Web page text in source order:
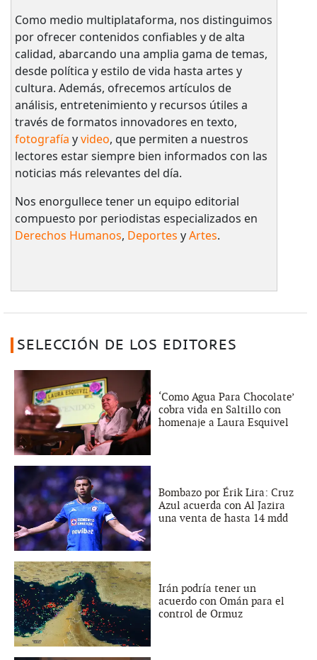
Como medio multiplataforma, nos distinguimos
por ofrecer contenidos confiables y de alta
calidad, abarcando una amplia gama de temas,
desde política y estilo de vida hasta artes y
cultura. Además, ofrecemos artículos de
análisis, entretenimiento y recursos útiles a
través de formatos innovadores en texto,
fotografía yvideo, que permiten a nuestros
lectores estar siempre bien informados con las
noticias más relevantes del día.
Nos enorgullece tener un equipo editorial
compuesto por periodistas especializados en
Derechos Humanos, Deportes yArtes.
SELECCIÓN DE LOS EDITORES
‘Como Agua Para Chocolate’
cobra vida en Saltillo con
homenaje a Laura Esquivel
Bombazo por Érik Lira: Cruz
Azul acuerda con Al Jazira
una venta de hasta 14 mdd
Irán podría tener un
acuerdo con Omán para el
control de Ormuz